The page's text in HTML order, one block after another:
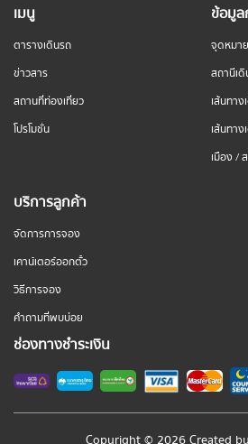
เมนู
ตารางเดินรถ
ข่าวสาร
สถานที่ท่องเที่ยว
โปรโมชั่น
ข้อมูล
จุดหมา
สถานีเ
เส้นทา
เส้นทา
เมือง /
บริการลูกค้า
จัดการการจอง
เคาน์เตอร์ออกตั๋ว
วิธีการจอง
คำถามที่พบบ่อย
ช่องทางชำระเงิน